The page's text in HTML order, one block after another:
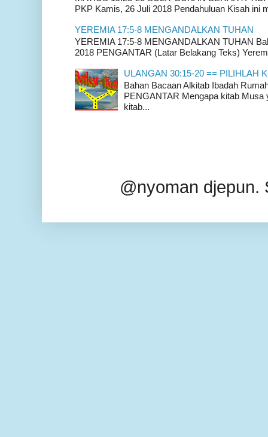
PKP Kamis, 26 Juli 2018 Pendahuluan Kisah ini
YEREMIA 17:5-8 MENGANDALKAN TUHAN
YEREMIA 17:5-8 MENGANDALKAN TUHAN
2018 PENGANTAR (Latar Belakang Teks)
ULANGAN 30:15-20 == PILIHLAH
Bahan Bacaan Alkitab Ibadah
PENGANTAR Mengapa kitab Musa
kitab...
@nyoman